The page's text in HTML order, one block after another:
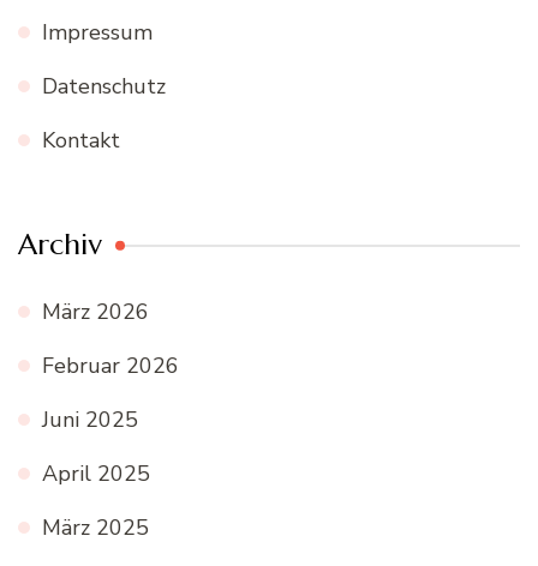
Impressum
Datenschutz
Kontakt
Archiv
März 2026
Februar 2026
Juni 2025
April 2025
März 2025